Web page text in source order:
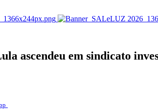
ascendeu em sindicato